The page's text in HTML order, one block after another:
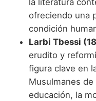
la literatura
ofreciendo una
condición
Larbi Tbessi
erudito y
figura clave en
Musulmanes
educación, la